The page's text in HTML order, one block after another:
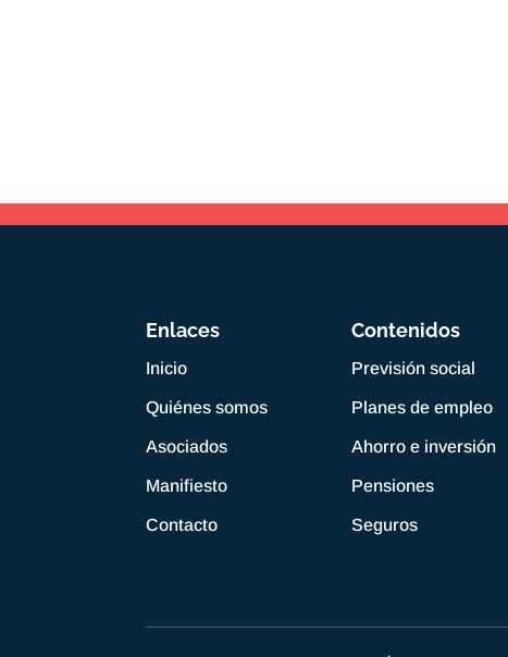
Enlaces
Inicio
Quiénes somos
Asociados
Manifiesto
Contacto
Contenidos
Previsión social
Planes de empleo
Ahorro e inversión
Pensiones
Seguros